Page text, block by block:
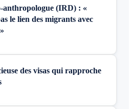
anthropologue (IRD) : «
le lien des migrants avec
des visas qui rapproche